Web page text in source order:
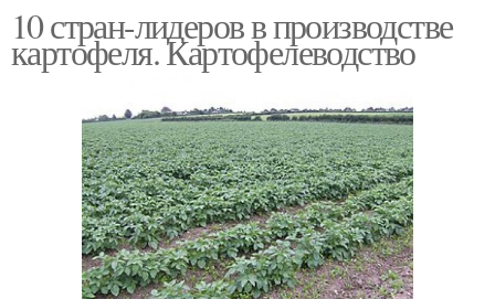
10 стран-лидеров в производстве
картофеля. Картофелеводство